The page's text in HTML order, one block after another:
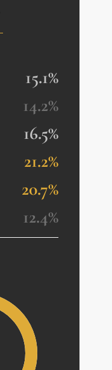
15.1%
14.2%
16.5%
21.2%
20.7%
12.4%